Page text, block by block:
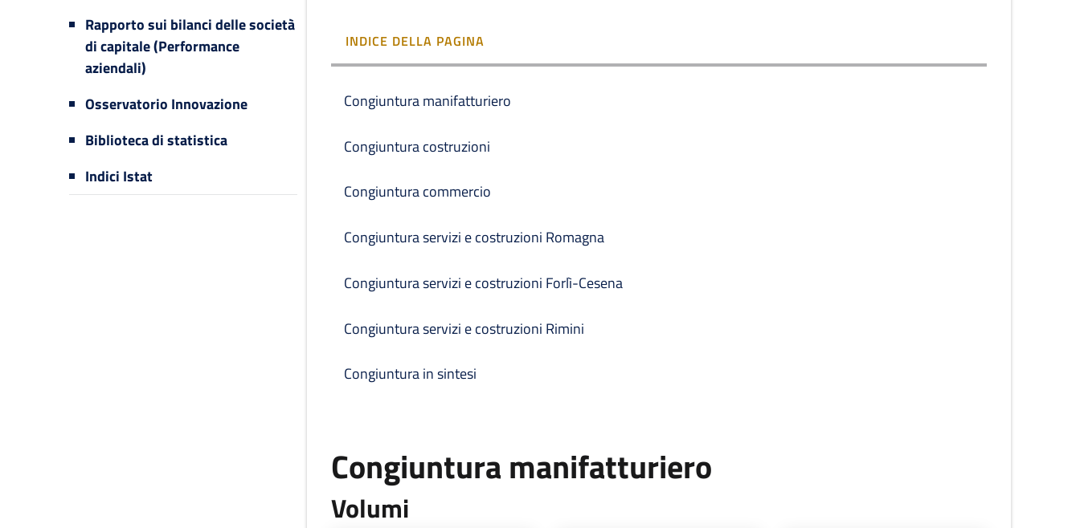
Rapporto sui bilanci delle società
di capitale (Performance
aziendali)
Osservatorio Innovazione
Biblioteca di statistica
Indici Istat
INDICE DELLA PAGINA
Congiuntura manifatturiero
Congiuntura costruzioni
Congiuntura commercio
Congiuntura servizi e costruzioni Romagna
Congiuntura servizi e costruzioni Forlì-Cesena
Congiuntura servizi e costruzioni Rimini
Congiuntura in sintesi
Congiuntura manifatturiero
Volumi